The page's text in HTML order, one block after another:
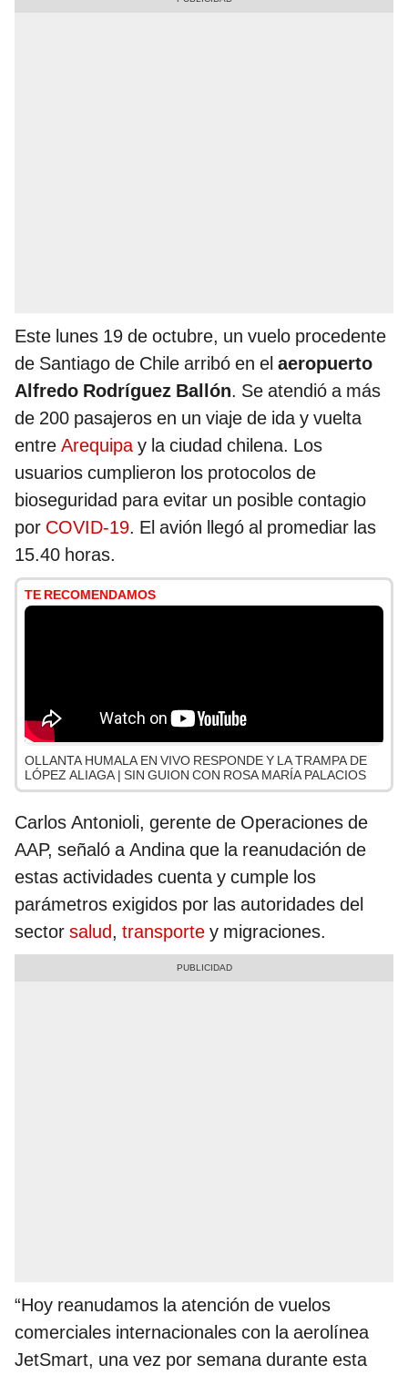
Este lunes 19 de octubre, un vuelo procedente
de Santiago de Chile arribó en el aeropuerto
Alfredo Rodríguez Ballón. Se atendió a más
de 200 pasajeros en un viaje de ida y vuelta
entre Arequipay la ciudad chilena. Los
usuarios cumplieron los protocolos de
bioseguridad para evitar un posible contagio
por COVID-19. El avión llegó al promediar las
15.40 horas.
TE RECOMENDAMOS
OLLANTA HUMALA EN VIVO RESPONDE Y LA TRAMPA DE
LÓPEZ ALIAGA | SIN GUION CON ROSA MARÍA PALACIOS
Carlos Antonioli, gerente de Operaciones de
AAP, señaló a Andina que la reanudación de
estas actividades cuenta y cumple los
parámetros exigidos por las autoridades del
sector salud, transporte y migraciones.
“Hoy reanudamos la atención de vuelos
comerciales internacionales con la aerolínea
JetSmart, una vez por semana durante esta